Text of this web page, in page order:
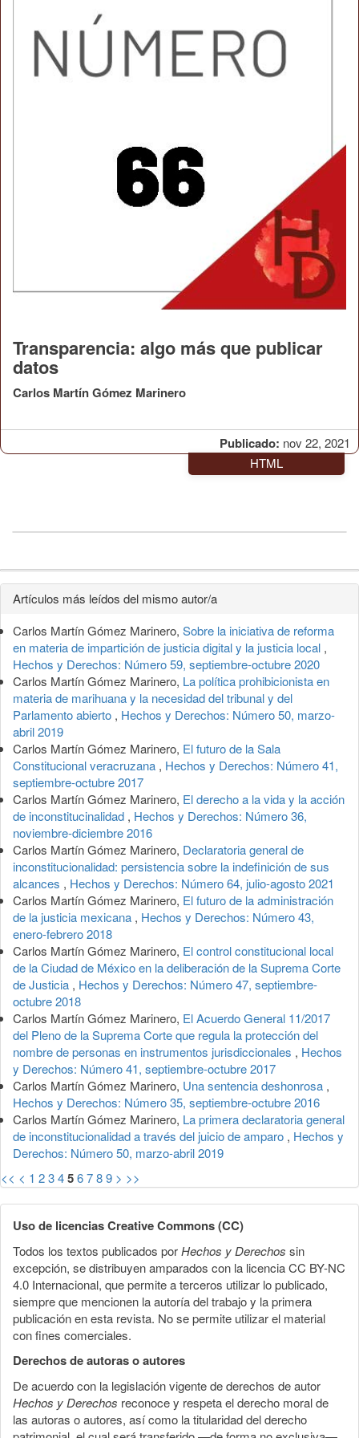
Publicado: nov 22, 2021
Transparencia: algo más que publicar
datos
Carlos Martín Gómez Marinero
HTML
Detalles
del
artículo
Artículos más leídos del mismo autor/a
Carlos Martín Gómez Marinero, Sobre la iniciativa de reforma
en materia de impartición de justicia digital y la justicia local ,
Hechos y Derechos: Número 59, septiembre-octubre 2020
Carlos Martín Gómez Marinero, La política prohibicionista en
materia de marihuana y la necesidad del tribunal y del
Parlamento abierto , Hechos y Derechos: Número 50, marzo-
abril 2019
Carlos Martín Gómez Marinero, El futuro de la Sala
Constitucional veracruzana , Hechos y Derechos: Número 41,
septiembre-octubre 2017
Carlos Martín Gómez Marinero, El derecho a la vida y la acción
de inconstitucinalidad , Hechos y Derechos: Número 36,
noviembre-diciembre 2016
Carlos Martín Gómez Marinero, Declaratoria general de
inconstitucionalidad: persistencia sobre la indefinición de sus
alcances , Hechos y Derechos: Número 64, julio-agosto 2021
Carlos Martín Gómez Marinero, El futuro de la administración
de la justicia mexicana , Hechos y Derechos: Número 43,
enero-febrero 2018
Carlos Martín Gómez Marinero, El control constitucional local
de la Ciudad de México en la deliberación de la Suprema Corte
de Justicia , Hechos y Derechos: Número 47, septiembre-
octubre 2018
Carlos Martín Gómez Marinero, El Acuerdo General 11/2017
del Pleno de la Suprema Corte que regula la protección del
nombre de personas en instrumentos jurisdiccionales , Hechos
y Derechos: Número 41, septiembre-octubre 2017
Carlos Martín Gómez Marinero, Una sentencia deshonrosa ,
Hechos y Derechos: Número 35, septiembre-octubre 2016
Carlos Martín Gómez Marinero, La primera declaratoria general
de inconstitucionalidad a través del juicio de amparo , Hechos y
Derechos: Número 50, marzo-abril 2019
<< < 1 23456789 > >>
Uso de licencias Creative Commons (CC)
Todos los textos publicados porHechos y Derechos sin
excepción, se distribuyen amparados con la licencia CC BY-NC
4.0 Internacional, que permite a terceros utilizar lo publicado,
siempre que mencionen la autoría del trabajo y la primera
publicación en esta revista. No se permite utilizar el material
con fines comerciales.
Derechos de autoras o autores
De acuerdo con la legislación vigente de derechos de autor
Hechos y Derechos reconoce y respeta el derecho moral de
las autoras o autores, así como la titularidad del derecho